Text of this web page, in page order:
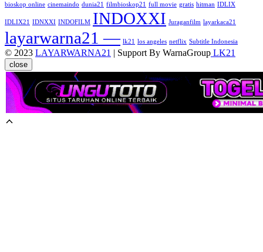
bioskop online cinemaindo dunia21 filmbioskop21 full movie gratis hitman IDLIX
IDLIX21 IDNXXI INDOFILM INDOXXI Juraganfilm layarkaca21
layarwarna21 — lk21 los angeles netflix Subtitle Indonesia
© 2023 LAYARWARNA21 | Support By WarnaGroup LK21
close